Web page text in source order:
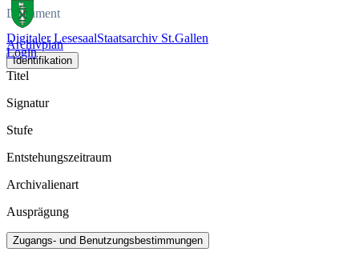
Digitaler LesesaalStaatsarchiv St.Gallen
Login
Dokument
Archivplan
Identifikation
Titel
Signatur
Stufe
Entstehungszeitraum
Archivalienart
Ausprägung
Zugangs- und Benutzungsbestimmungen